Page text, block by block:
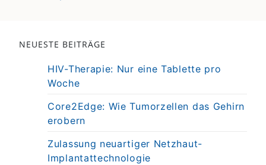
NEUESTE BEITRÄGE
HIV-Therapie: Nur eine Tablette pro
Woche
Core2Edge: Wie Tumorzellen das Gehirn
erobern
Zulassung neuartiger Netzhaut-
Implantattechnologie